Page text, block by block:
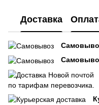
Доставка
по тарифам перевозчика.